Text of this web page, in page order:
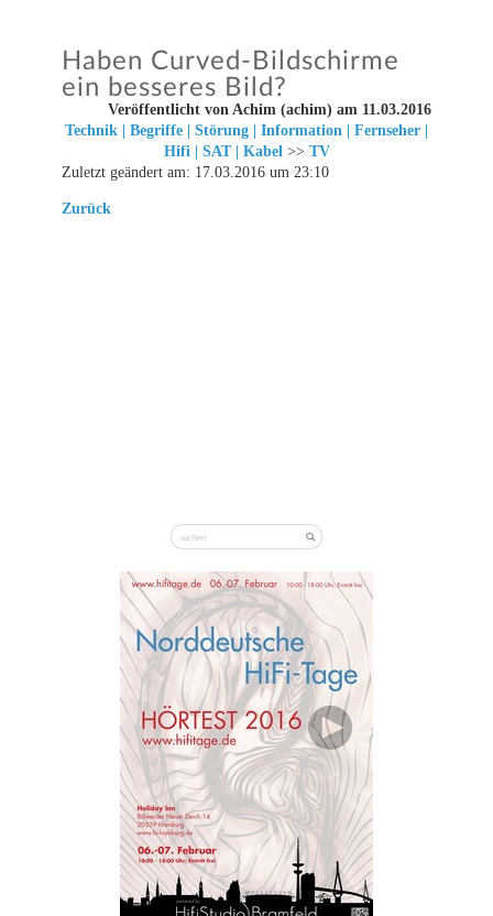
Haben Curved-Bildschirme
ein besseres Bild?
Veröffentlicht von Achim (achim) am 11.03.2016
Technik | Begriffe | Störung | Information | Fernseher |
Hifi | SAT | Kabel>> TV
Zuletzt geändert am: 17.03.2016 um 23:10
Zurück